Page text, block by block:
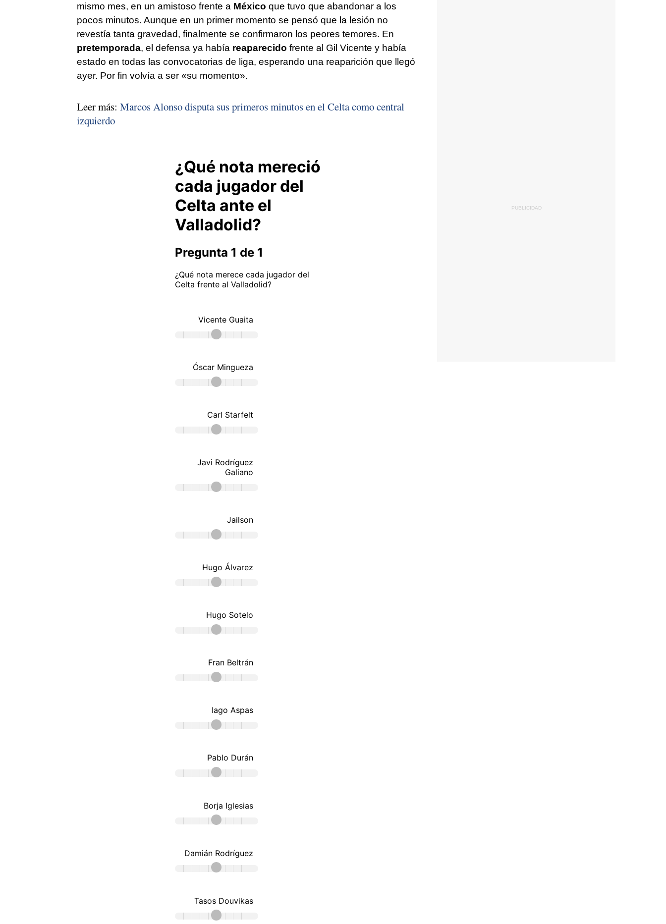
mismo mes, en un amistoso frente a México que tuvo que abandonar a los
pocos minutos. Aunque en un primer momento se pensó que la lesión no
revestía tanta gravedad, finalmente se confirmaron los peores temores. En
pretemporada, el defensa ya había reaparecido frente al Gil Vicente y había
estado en todas las convocatorias de liga, esperando una reaparición que llegó
ayer. Por fin volvía a ser «su momento».
Leer más: Marcos Alonso disputa sus primeros minutos en el Celta como central
izquierdo